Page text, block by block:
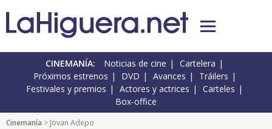
CINEMANÍA: Noticias de cine
Cartelera
Próximos estrenos
DVD Avances
Tráilers
Festivales y premios
Actores y actrices
Carteles
Box-office
Cinemanía > Jovan Adepo